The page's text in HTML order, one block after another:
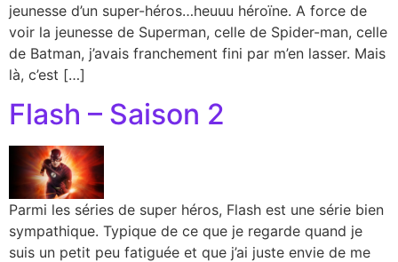
jeunesse d’un super-héros…heuuu héroïne. A force de
voir la jeunesse de Superman, celle de Spider-man, celle
de Batman, j’avais franchement fini par m’en lasser. Mais
là, c’est […]
Flash – Saison 2
Parmi les séries de super héros, Flash est une série bien
sympathique. Typique de ce que je regarde quand je
suis un petit peu fatiguée et que j’ai juste envie de me